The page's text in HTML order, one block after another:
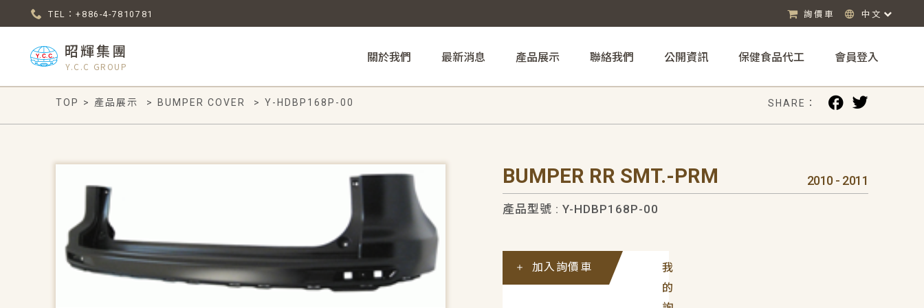
TEL：+886-4-7810781 詢價車 中文
昭輝集團
Y.C.C GROUP
關於我們 最新消息 產品展示 聯絡我們 公開資訊 保健食品代工 會員登入
TOP > 產品展示 > BUMPER COVER > Y-HDBP168P-00 SHARE：
BUMPER RR SMT.-PRM 2010 - 2011
產品型號 : Y-HDBP168P-00
我
的
加入詢價車